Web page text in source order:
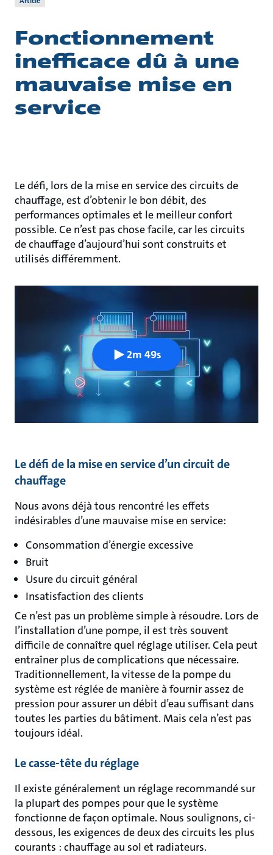
Fonctionnement
inefficace dû à une
mauvaise mise en
service
Le défi, lors de la mise en service des circuits de
chauffage, est d’obtenir le bon débit, des
performances optimales et le meilleur confort
possible. Ce n’est pas chose facile, car les circuits
de chauffage d’aujourd’hui sont construits et
utilisés différemment.
2m 49s
Le défi de la mise en service d’un circuit de
chauffage
Nous avons déjà tous rencontré les effets
indésirables d’une mauvaise mise en service:
Consommation d’énergie excessive
Bruit
Usure du circuit général
Insatisfaction des clients
Ce n’est pas un problème simple à résoudre. Lors de
l’installation d’une pompe, il est très souvent
difficile de connaître quel réglage utiliser. Cela peut
entraîner plus de complications que nécessaire.
Traditionnellement, la vitesse de la pompe du
système est réglée de manière à fournir assez de
pression pour assurer un débit d’eau suffisant dans
toutes les parties du bâtiment. Mais cela n’est pas
toujours idéal.
Le casse-tête du réglage
Il existe généralement un réglage recommandé sur
la plupart des pompes pour que le système
fonctionne de façon optimale. Nous soulignons, ci-
dessous, les exigences de deux des circuits les plus
courants : chauffage au sol et radiateurs.